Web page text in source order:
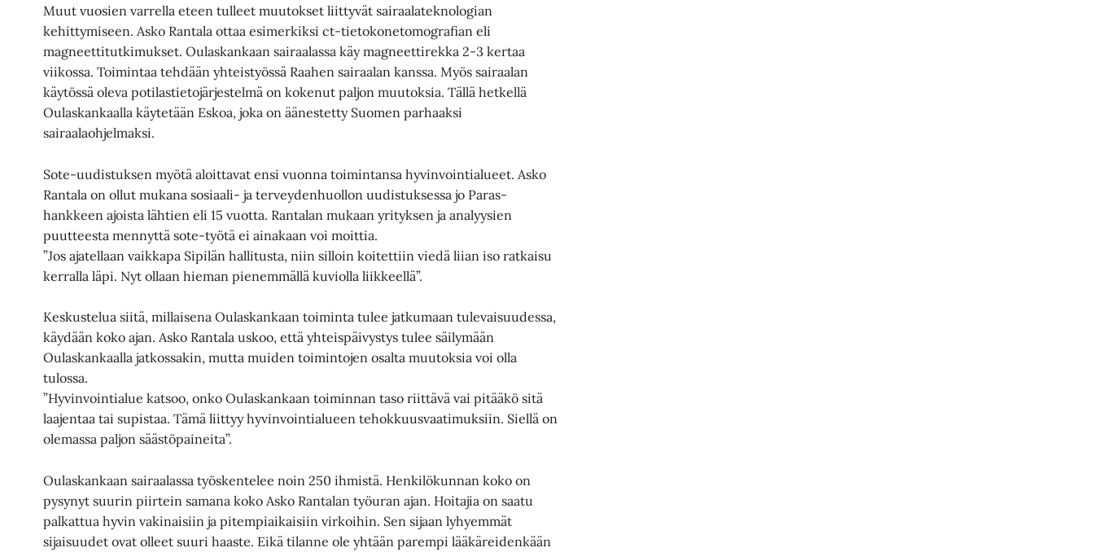
Muut vuosien varrella eteen tulleet muutokset liittyvät sairaalateknologian
kehittymiseen. Asko Rantala ottaa esimerkiksi ct-tietokonetomografian eli
magneettitutkimukset. Oulaskankaan sairaalassa käy magneettirekka 2-3 kertaa
viikossa. Toimintaa tehdään yhteistyössä Raahen sairaalan kanssa. Myös sairaalan
käytössä oleva potilastietojärjestelmä on kokenut paljon muutoksia. Tällä hetkellä
Oulaskankaalla käytetään Eskoa, joka on äänestetty Suomen parhaaksi
sairaalaohjelmaksi.
Sote-uudistuksen myötä aloittavat ensi vuonna toimintansa hyvinvointialueet. Asko
Rantala on ollut mukana sosiaali- ja terveydenhuollon uudistuksessa jo Paras-
hankkeen ajoista lähtien eli 15 vuotta. Rantalan mukaan yrityksen ja analyysien
puutteesta mennyttä sote-työtä ei ainakaan voi moittia.
”Jos ajatellaan vaikkapa Sipilän hallitusta, niin silloin koitettiin viedä liian iso ratkaisu
kerralla läpi. Nyt ollaan hieman pienemmällä kuviolla liikkeellä”.
Keskustelua siitä, millaisena Oulaskankaan toiminta tulee jatkumaan tulevaisuudessa,
käydään koko ajan. Asko Rantala uskoo, että yhteispäivystys tulee säilymään
Oulaskankaalla jatkossakin, mutta muiden toimintojen osalta muutoksia voi olla
tulossa.
”Hyvinvointialue katsoo, onko Oulaskankaan toiminnan taso riittävä vai pitääkö sitä
laajentaa tai supistaa. Tämä liittyy hyvinvointialueen tehokkuusvaatimuksiin. Siellä on
olemassa paljon säästöpaineita”.
Oulaskankaan sairaalassa työskentelee noin 250 ihmistä. Henkilökunnan koko on
pysynyt suurin piirtein samana koko Asko Rantalan työuran ajan. Hoitajia on saatu
palkattua hyvin vakinaisiin ja pitempiaikaisiin virkoihin. Sen sijaan lyhyemmät
sijaisuudet ovat olleet suuri haaste. Eikä tilanne ole yhtään parempi lääkäreidenkään